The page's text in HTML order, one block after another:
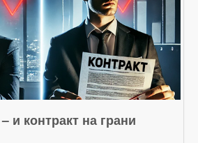
и контракт на грани